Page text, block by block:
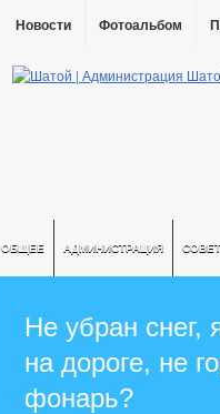
Новости Фотоальбом
ОБЩЕЕ АДМИНИСТРАЦИЯ
Не убран снег,
на дороге, не
фонарь?